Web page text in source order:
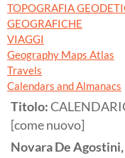
TOPOGRAFIA
GEOGRAFICHE
VIAGGI
Geography Maps Atlas
Travels
Calendars and Almanacs
Titolo:
[come nuovo]
NovaraDe Agostini,